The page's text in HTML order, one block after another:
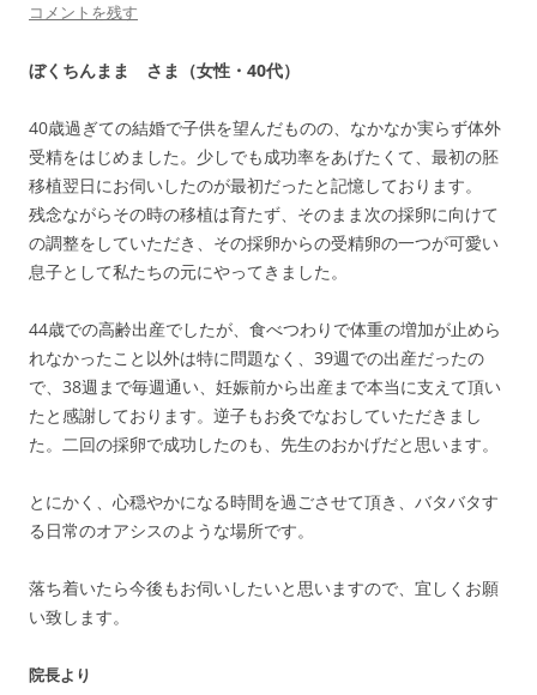
コメントを残す
ぼくちんまま さま（女性・40代）
40歳過ぎての結婚で子供を望んだものの、なかなか実らず体外
受精をはじめました。少しでも成功率をあげたくて、最初の胚
移植翌日にお伺いしたのが最初だったと記憶しております。
残念ながらその時の移植は育たず、そのまま次の採卵に向けて
の調整をしていただき、その採卵からの受精卵の一つが可愛い
息子として私たちの元にやってきました。
44歳での高齢出産でしたが、食べつわりで体重の増加が止めら
れなかったこと以外は特に問題なく、39週での出産だったの
で、38週まで毎週通い、妊娠前から出産まで本当に支えて頂い
たと感謝しております。逆子もお灸でなおしていただきまし
た。二回の採卵で成功したのも、先生のおかげだと思います。
とにかく、心穏やかになる時間を過ごさせて頂き、バタバタす
る日常のオアシスのような場所です。
落ち着いたら今後もお伺いしたいと思いますので、宜しくお願
い致します。
院長より